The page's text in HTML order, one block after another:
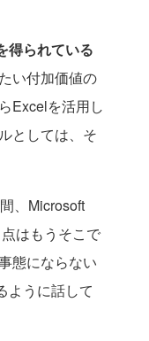
得られている
い付加価値の
Excelを活用し
としては、そ
、Microsoft
はもうそこで
態にならない
ように話して